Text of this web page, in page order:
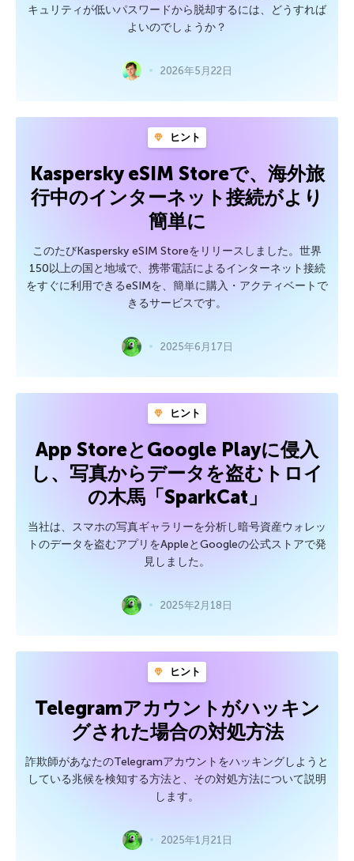
キュリティが低いパスワードから脱却するには、どうすれば
よいのでしょうか？
2026年5月22日
ヒント
Kaspersky eSIM Storeで、海外旅
行中のインターネット接続がより
簡単に
このたびKaspersky eSIM Storeをリリースしました。世界
150以上の国と地域で、携帯電話によるインターネット接続
をすぐに利用できるeSIMを、簡単に購入・アクティベートで
きるサービスです。
2025年6月17日
ヒント
App StoreとGoogle Playに侵入
し、写真からデータを盗むトロイ
の木馬「SparkCat」
当社は、スマホの写真ギャラリーを分析し暗号資産ウォレッ
トのデータを盗むアプリをAppleとGoogleの公式ストアで発
見しました。
2025年2月18日
ヒント
Telegramアカウントがハッキン
グされた場合の対処方法
詐欺師があなたのTelegramアカウントをハッキングしようと
している兆候を検知する方法と、その対処方法について説明
します。
2025年1月21日